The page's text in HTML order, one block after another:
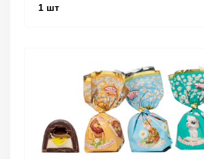
1 шт